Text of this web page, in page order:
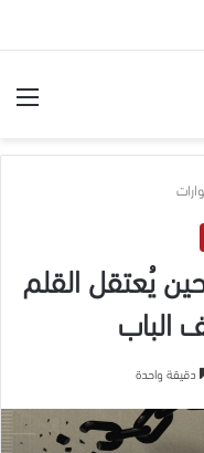
يُعتقل القلم
الباب
دقيقة واحدة